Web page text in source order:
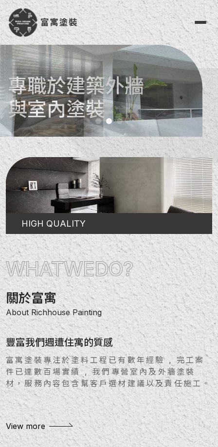
專職於建築外牆
與室內塗裝
塗裝的專家
賦予建築新生命
HIGH QUALITY
WHATWEDO?
關於富寓
About Richhouse Painting
豐富我們週遭住寓的質感
富寓塗裝專注於塗料工程已有數年經驗 , 完工案
件已達數百場實績 , 我們專營室內及外牆塗裝
材，服務內容包含幫客戶選材建議以及責任施工。
View more